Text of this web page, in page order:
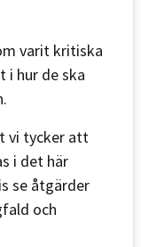
varit kritiska
i hur de ska
vi tycker att
i det här
se åtgärder
och